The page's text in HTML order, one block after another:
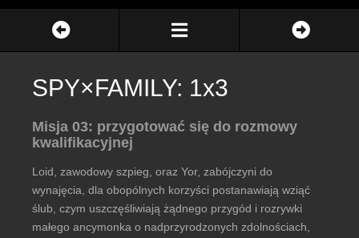
SPY×FAMILY: 1x3
Misja 03: przygotować się do rozmowy
kwalifikacyjnej
Loid, zawodowy szpieg, oraz Yor, zabójczyni do
wynajęcia, dla obopólnych korzyści postanawiają wziąć
ślub, czym uszczęśliwiają żądnego przygód i rozrywki
małego ancymonka o nadprzyrodzonych zdolnościach,